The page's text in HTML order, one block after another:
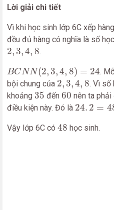
Lời giải chi tiết
Vì khi học sinh lớp 6C xếp hàng
đều đủ hàng có nghĩa là số
2, 3,4, 8
2 3 4, .
BCNN(2, 3, 4, 8) = 24
BCNN(2,3 4 8 =24 .
bội chung của 2, 3,4, 8
2 3 4, . Vì số
khoảng 35
35 đến 60
60nên ta phải
điều kiện này. Đó là 24. 2 =
24 2 = 48
Vậy lớp 6C có 48
48 học sinh.